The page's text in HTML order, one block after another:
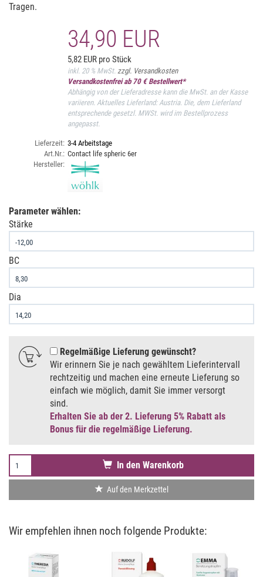
Tragen.
34,90 EUR
5,82 EUR pro Stück
inkl. 20 % MwSt. zzgl. Versandkosten
Versandkostenfrei ab 70 € Bestellwert*
Abhängig von der Lieferadresse kann die MwSt. an der Kasse
variieren. Aktuelles Lieferland: Austria. Die, dem Lieferland
entsprechende gesetzl. MWSt. wird im Bestellprozess
angepasst.
Lieferzeit: 3-4 Arbeitstage
Art.Nr.: Contact life spheric 6er
Hersteller:
Parameter wählen:
Stärke
BC
Dia
Regelmäßige Lieferung gewünscht
Wir erinnern Sie je nach gewähltem Lieferintervall
rechtzeitig und machen eine erneute Lieferung so
einfach wie möglich, damit Sie immer versorgt
sind.
Erhalten Sie ab der 2. Lieferung 5% Rabatt als
Bonus für die regelmäßige Lieferung.
In den Warenkorb
Auf den Merkzettel
Wir empfehlen ihnen noch folgende Produkte: